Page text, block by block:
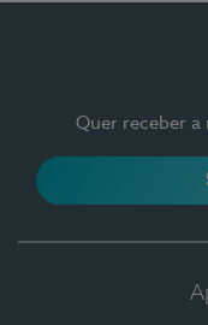
Quer receber a